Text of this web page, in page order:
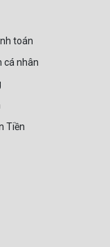
toán
cá nhân
Tiền